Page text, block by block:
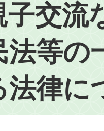
子交流
法等の
法律に